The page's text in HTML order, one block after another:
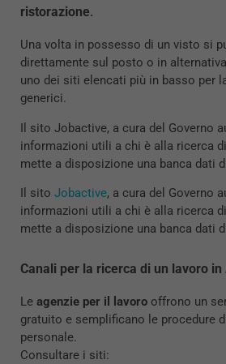
ristorazione.
Una volta in possesso di un visto si
direttamente sul posto o in
uno dei siti elencati più in basso per
generici.
Il sito Jobactive, a cura del Governo
informazioni utili a chi è alla ricerca di
mette a disposizione una banca dati
Il sito Jobactive, a cura del Governo
informazioni utili a chi è alla ricerca di
mette a disposizione una banca dati
Canali per la ricerca di un lavoro in
Le agenzie per il lavoro offrono un
gratuito e semplificano le procedure
personale.
Consultare i siti: